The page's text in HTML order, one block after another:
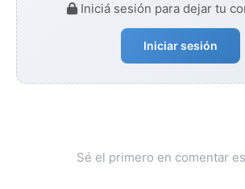
Iniciá sesión para dejar tu
Iniciar sesión
Sé el primero en comentar